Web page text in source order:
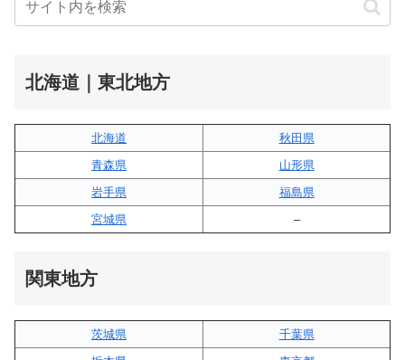
北海道｜東北地方
北海道
秋田県
青森県
山形県
岩手県
福島県
宮城県
–
関東地方
茨城県
千葉県